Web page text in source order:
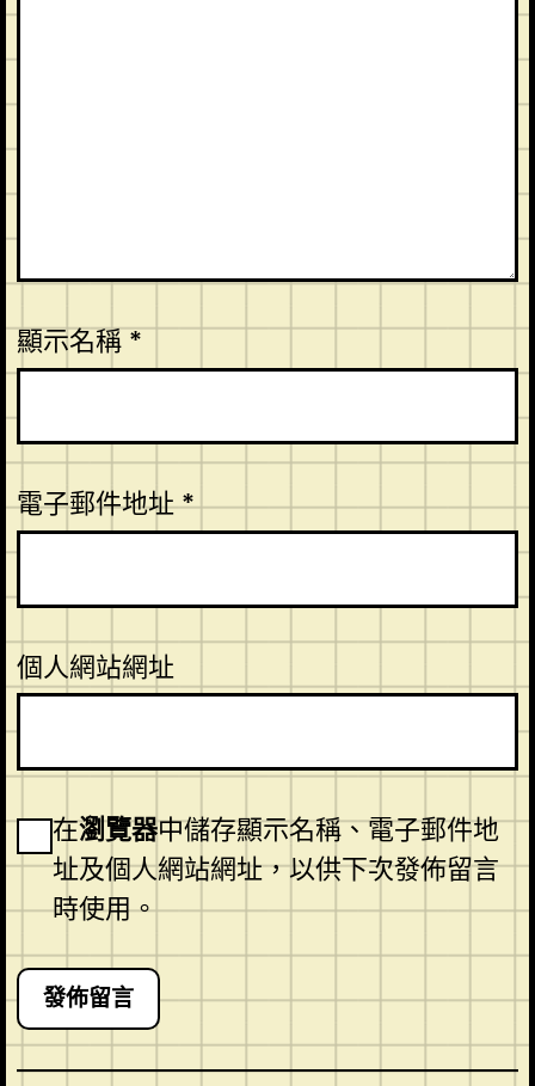
顯示名稱*
電子郵件地址*
個人網站網址
在瀏覽器中儲存顯示名稱、電子郵件地
址及個人網站網址，以供下次發佈留言
時使用。